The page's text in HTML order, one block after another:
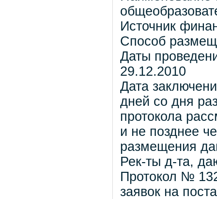
Источник
Способ
Даты
29.12.2010
Дата
дней со дня
протокола
и не позднее
размещения
Рек-ты д-та,
Протокол №
заявок на